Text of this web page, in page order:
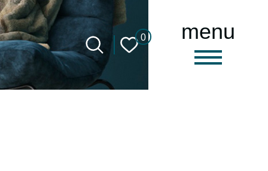
menu
0